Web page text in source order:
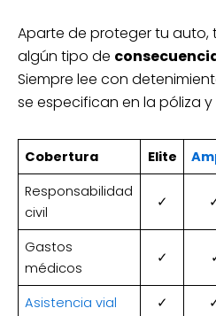
Aparte de proteger tu
algún tipo de
Siempre lee con
se especifican en la póliza
Cobertura Elite
Responsabilidad
civil
✓
Gastos
médicos
✓
Asistencia vial ✓